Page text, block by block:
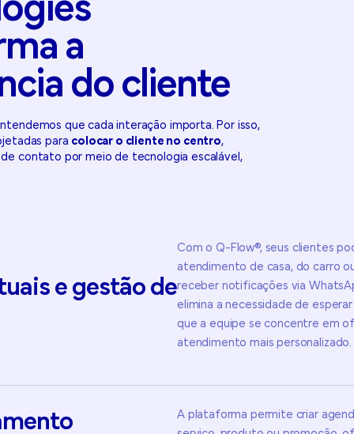
a
do cliente
que cada interação importa. Por isso,
para colocar o cliente no centro,
contato por meio de tecnologia escalável,
e gestão de
Com o Q-Flow®, seus clientes
atendimento de casa, do carro
receber notificações via
elimina a necessidade de
que a equipe se concentre em
atendimento mais personalizado.
A plataforma permite criar